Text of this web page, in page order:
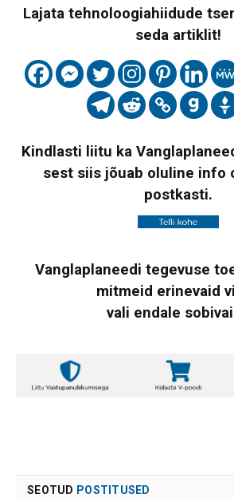
Lajata tehnoloogiahiidude
seda artiklit!
Kindlasti liitu ka
sest siis jõuab oluline info
postkasti.
Vanglaplaneedi tegevuse
mitmeid erinevaid
vali endale
SEOTUD POSTITUSED